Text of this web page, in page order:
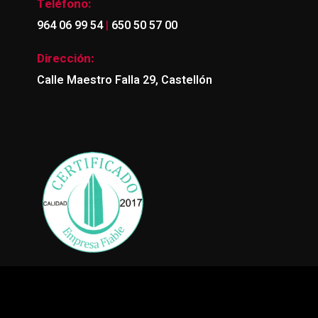
Teléfono:
964 06 99 54| 650 50 57 00
Dirección:
Calle Maestro Falla 29, Castellón